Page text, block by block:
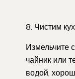
8. Чистим
Измельчите
чайник или
водой,